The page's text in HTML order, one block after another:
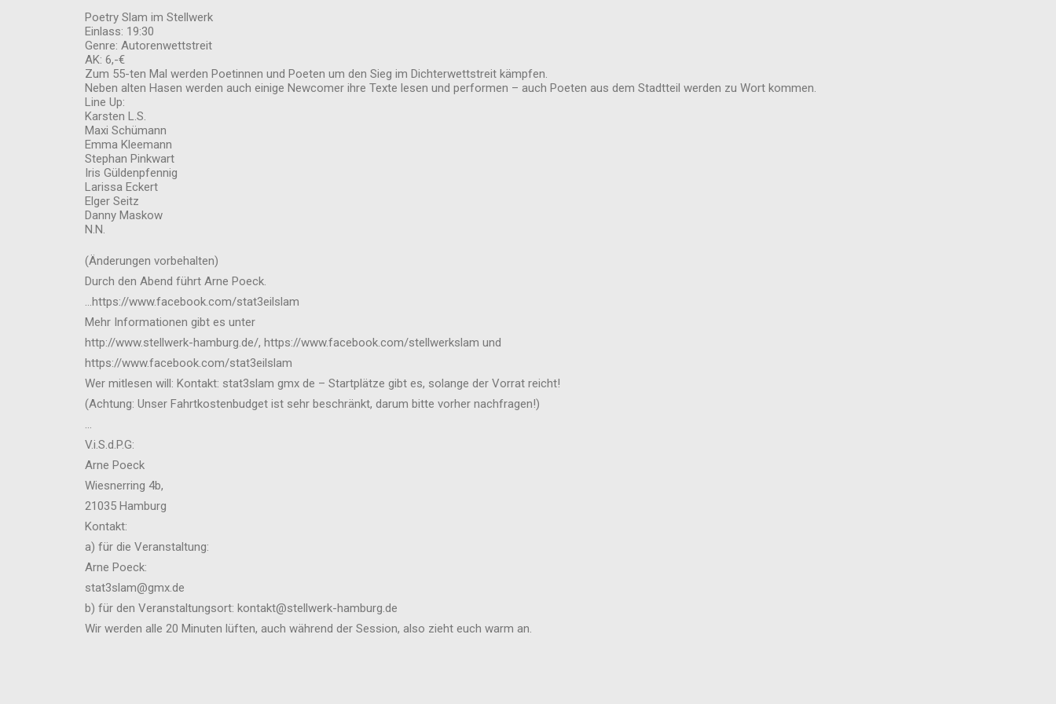
Poetry Slam im Stellwerk
Einlass: 19:30
Genre: Autorenwettstreit
AK: 6,-€
Zum 55-ten Mal werden Poetinnen und Poeten um den Sieg im Dichterwettstreit kämpfen.
Neben alten Hasen werden auch einige Newcomer ihre Texte lesen und performen – auch Poeten aus dem Stadtteil werden zu Wort kommen.
Line Up:
Karsten L.S.
Maxi Schümann
Emma Kleemann
Stephan Pinkwart
Iris Güldenpfennig
Larissa Eckert
Elger Seitz
Danny Maskow
N.N.
(Änderungen vorbehalten)
Durch den Abend führt Arne Poeck.
…https://www.facebook.com/stat3eilslam
Mehr Informationen gibt es unter
http://www.stellwerk-hamburg.de/, https://www.facebook.com/stellwerkslam und
https://www.facebook.com/stat3eilslam
Wer mitlesen will: Kontakt: stat3slam gmx de – Startplätze gibt es, solange der Vorrat reicht!
(Achtung: Unser Fahrtkostenbudget ist sehr beschränkt, darum bitte vorher nachfragen!)
…
V.i.S.d.P.G:
Arne Poeck
Wiesnerring 4b,
21035 Hamburg
Kontakt:
a) für die Veranstaltung:
Arne Poeck:
stat3slam@gmx.de
b) für den Veranstaltungsort: kontakt@stellwerk-hamburg.de
Wir werden alle 20 Minuten lüften, auch während der Session, also zieht euch warm an.